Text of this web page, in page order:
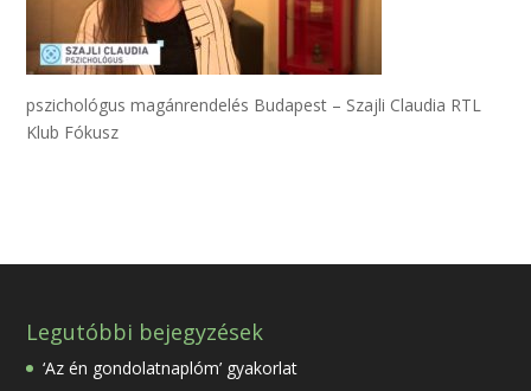
pszichológus magánrendelés Budapest – Szajli Claudia RTL
Klub Fókusz
Legutóbbi bejegyzések
‘Az én gondolatnaplóm’ gyakorlat